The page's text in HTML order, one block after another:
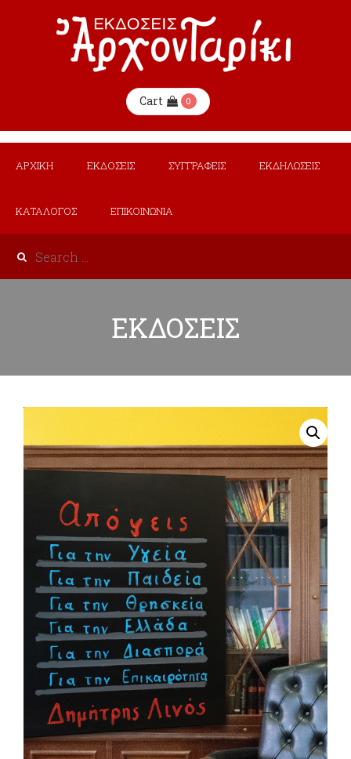
Cart 0
ΑΡΧΙΚΗ ΕΚΔΟΣΕΙΣ ΣΥΓΓΡΑΦΕΙΣ ΕΚΔΗΛΩΣΕΙΣ
ΚΑΤΑΛΟΓΟΣ ΕΠΙΚΟΙΝΩΝΙΑ
ΕΚΔΟΣΕΙΣ